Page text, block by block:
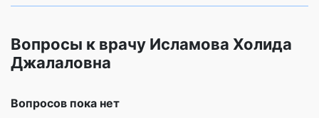
Вопросы к врачу Исламова Холида
Джалаловна
Вопросов пока нет